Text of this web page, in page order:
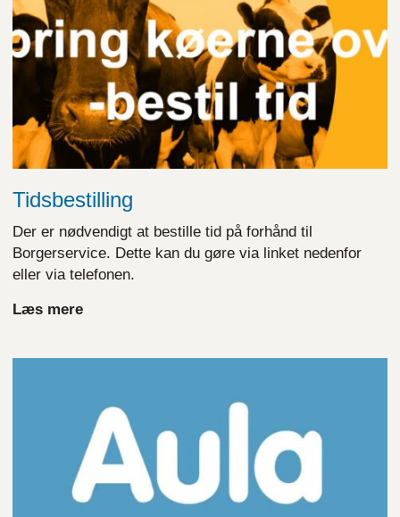
Tidsbestilling
Der er nødvendigt at bestille tid på forhånd til
Borgerservice. Dette kan du gøre via linket nedenfor
eller via telefonen.
Læs mere